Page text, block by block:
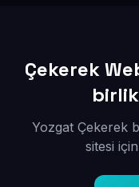
Çekerek
Yozgat Çekerek
sitesi